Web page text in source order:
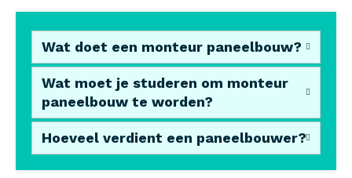
Wat doet een monteur paneelbouw?
Wat moet je studeren om monteur
paneelbouw te worden?
Hoeveel verdient een paneelbouwer?